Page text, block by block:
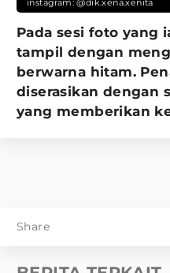
Pada sesi foto yang
tampil dengan
berwarna hitam.
diserasikan dengan
yang memberikan
Share